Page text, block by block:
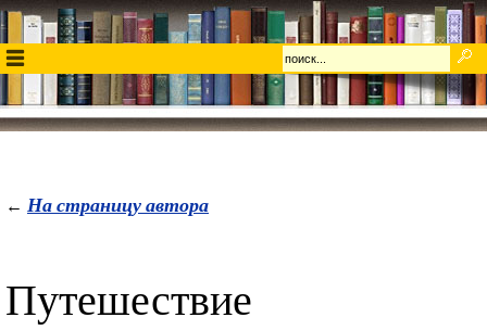
← На страницу автора
Путешествие